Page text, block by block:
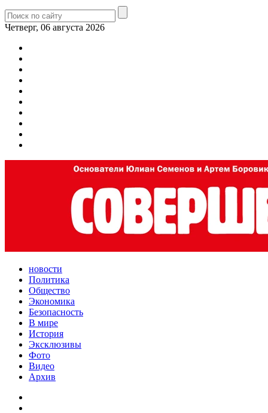
Четверг, 06 августа 2026
новости
Политика
Общество
Экономика
Безопасность
В мире
История
Эксклюзивы
Фото
Видео
Архив